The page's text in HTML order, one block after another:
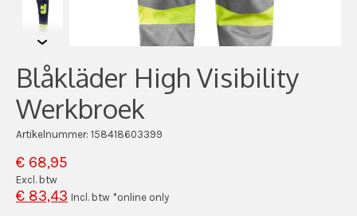
Blåkläder High Visibility
Werkbroek
Artikelnummer: 158418603399
€ 68,95
Excl. btw
€ 83,43 Incl. btw *online only